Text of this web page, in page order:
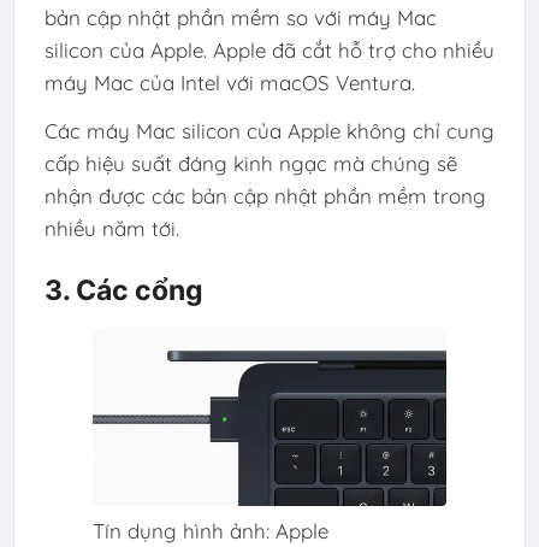
bản cập nhật phần mềm so với máy Mac
silicon của Apple. Apple đã cắt hỗ trợ cho nhiều
máy Mac của Intel với macOS Ventura.
Các máy Mac silicon của Apple không chỉ cung
cấp hiệu suất đáng kinh ngạc mà chúng sẽ
nhận được các bản cập nhật phần mềm trong
nhiều năm tới.
3. Các cổng
Tín dụng hình ảnh: Apple